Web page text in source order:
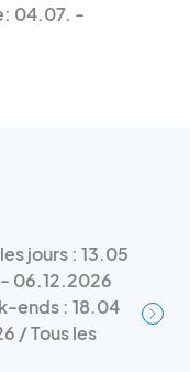
04.07. -
jours : 13.05
- 06.12.2026
ends : 18.04
/ Tous les